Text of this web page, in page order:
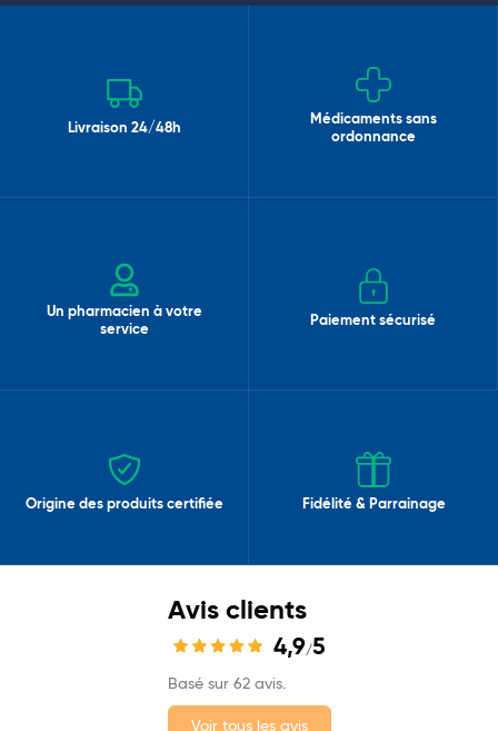
Livraison 24/48h
Médicaments sans
ordonnance
Un pharmacien à votre
service
Paiement sécurisé
Origine des produits certifiée Fidélité & Parrainage
Avis clients
4,9/5
Basé sur 62 avis.
Voir tous les avis